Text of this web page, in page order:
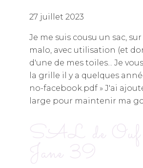
27 juillet 2023
Je me suis cousu un sac,
malo, avec utilisation (et
d'une de mes toiles... Je
la grille il y a quelques
no-facebook.pdf » J'ai
large pour maintenir ma
SAL de
Jane 39